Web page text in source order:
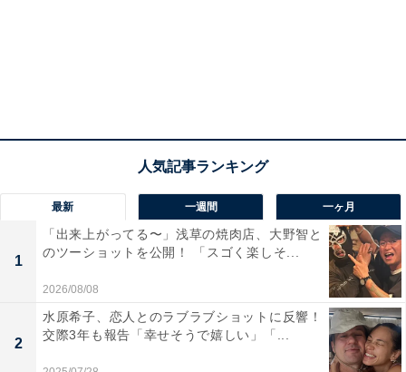
最新 一週間 一ヶ月
1
「出来上がってる〜」浅草の焼肉店、大野智と
のツーショットを公開！ 「スゴく楽しそ...
2026/08/08
2
水原希子、恋人とのラブラブショットに反響！
交際3年も報告「幸せそうで嬉しい」「...